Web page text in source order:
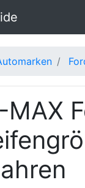
MAX